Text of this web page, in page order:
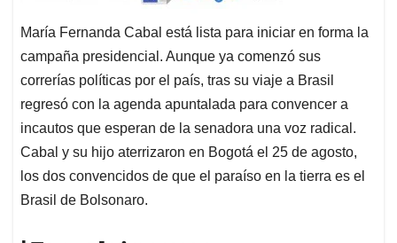
María Fernanda Cabal está lista para iniciar en forma la
campaña presidencial. Aunque ya comenzó sus
correrías políticas por el país, tras su viaje a Brasil
regresó con la agenda apuntalada para convencer a
incautos que esperan de la senadora una voz radical.
Cabal y su hijo aterrizaron en Bogotá el 25 de agosto,
los dos convencidos de que el paraíso en la tierra es el
Brasil de Bolsonaro.